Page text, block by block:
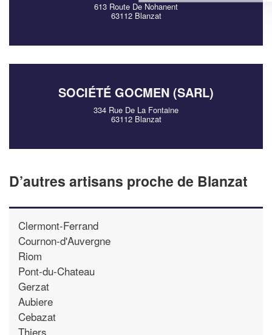
613 Route De Nohanent
63112 Blanzat
SOCIÉTÉ GOCMEN (SARL)
334 Rue De La Fontaine
63112 Blanzat
D’autres artisans proche de Blanzat
Clermont-Ferrand
Cournon-d'Auvergne
Riom
Pont-du-Chateau
Gerzat
Aubiere
Cebazat
Thiers